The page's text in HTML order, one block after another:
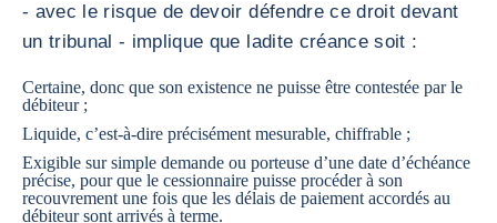
- avec le risque de devoir défendre ce droit devant
un tribunal - implique que ladite créance soit :
Certaine, donc que son existence ne puisse être contestée par le
débiteur ;
Liquide, c’est-à-dire précisément mesurable, chiffrable ;
Exigible sur simple demande ou porteuse d’une date d’échéance
précise, pour que le cessionnaire puisse procéder à son
recouvrement une fois que les délais de paiement accordés au
débiteur sont arrivés à terme.